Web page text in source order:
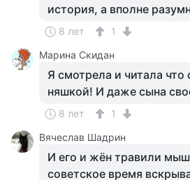
история, а вполне
8 лет
1
Марина Скидан
Я смотрела и читала
няшкой! И даже сына
8 лет
1
Вячеслав Шадрин
И его и жён травили
советское время